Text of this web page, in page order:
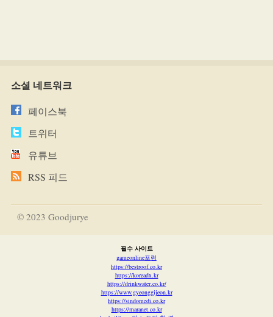
소셜 네트워크
페이스북
트위터
유튜브
RSS 피드
© 2023 Goodjurye
필수 사이트
gameonline포럼
https://bestroof.co.kr
https://koreadx.kr
https://drinkwater.co.kr/
https://www.gyeonggijeon.kr
https://sindomedi.co.kr
https://maranet.co.kr